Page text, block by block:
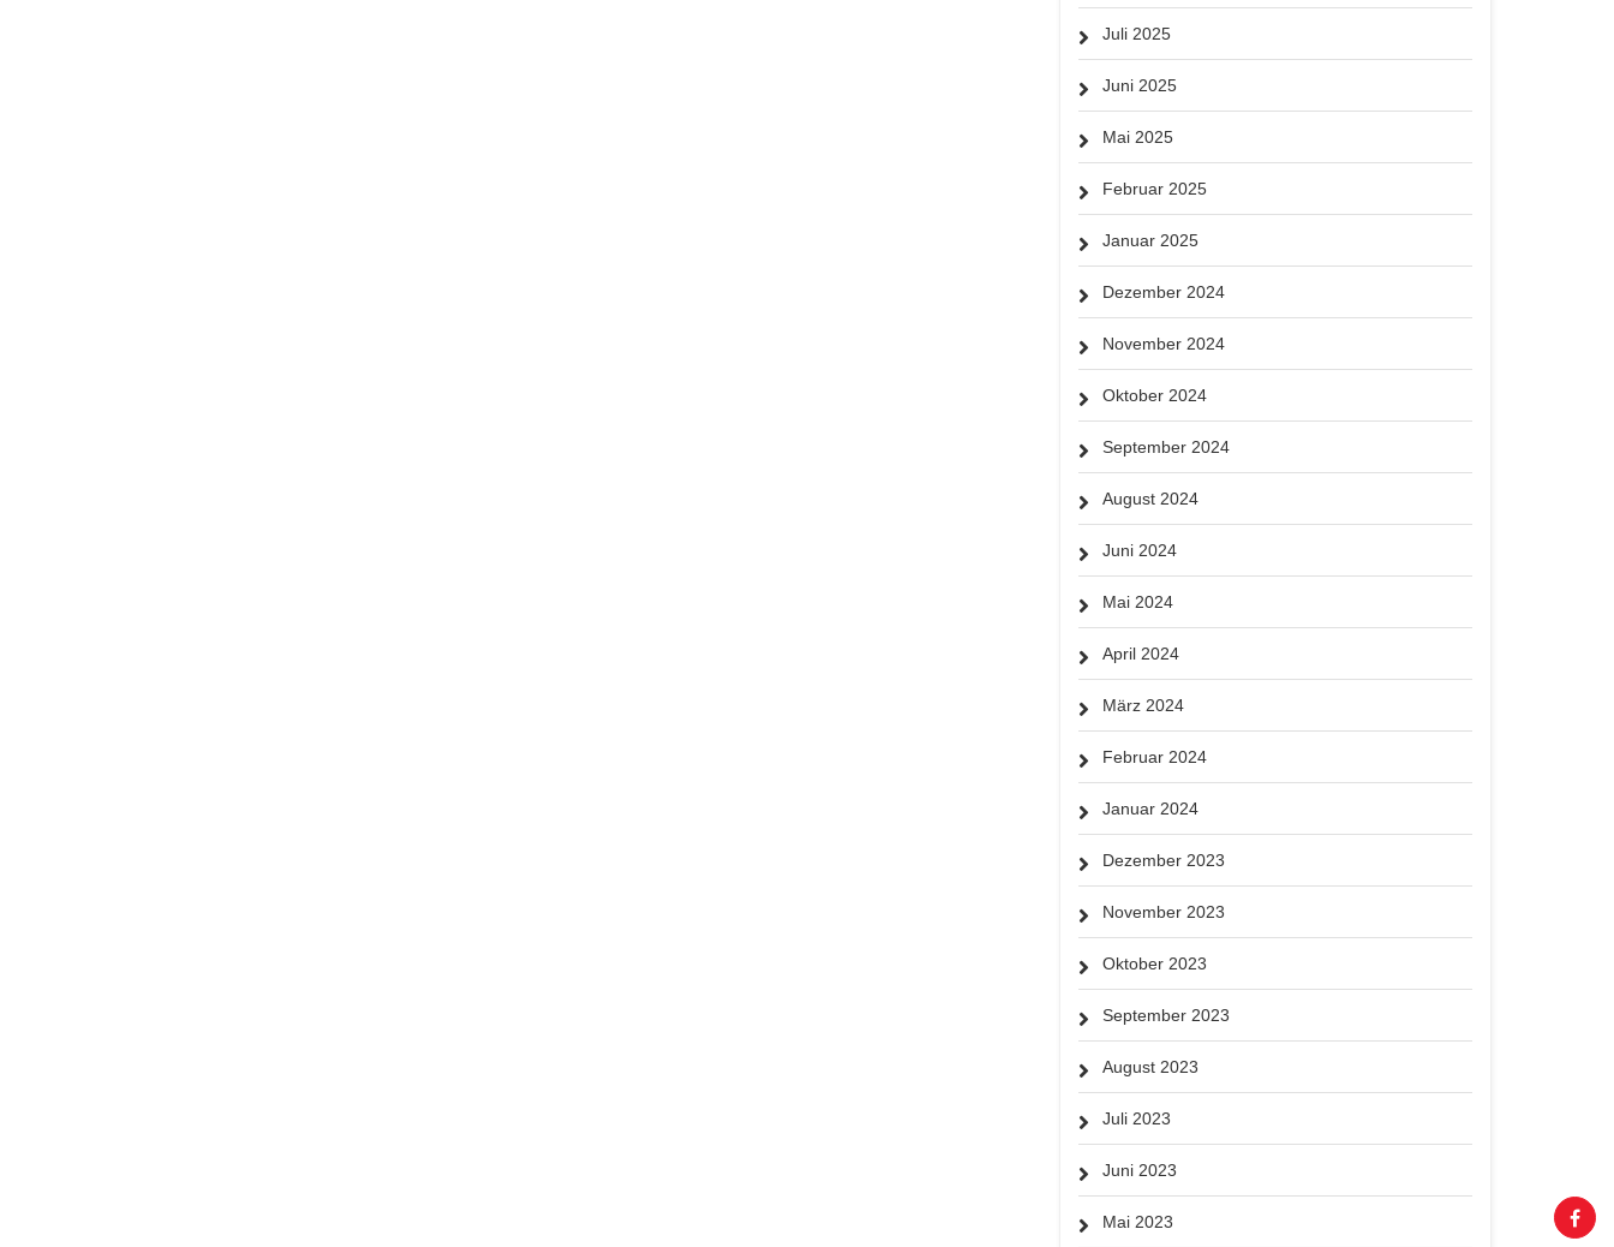
Juli 2025
Juni 2025
Mai 2025
Februar 2025
Januar 2025
Dezember 2024
November 2024
Oktober 2024
September 2024
August 2024
Juni 2024
Mai 2024
April 2024
März 2024
Februar 2024
Januar 2024
Dezember 2023
November 2023
Oktober 2023
September 2023
August 2023
Juli 2023
Juni 2023
Mai 2023